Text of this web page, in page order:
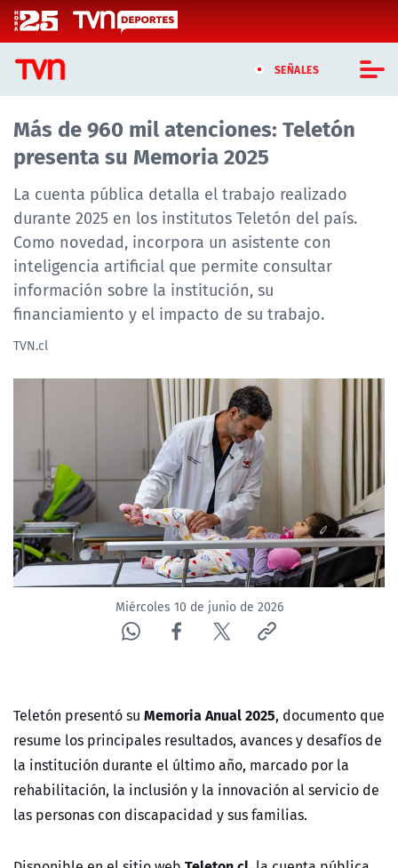
Click acá para ir directamente al contenido
SEÑALES
CASTING MASTERCHEF CHILE
CASTING TVN VERTICAL
TVN VERTICAL
TVN PLAY
PROGRAMAS
TELESERIES
NTV
ACTUALIDAD Y TENDENCIAS
CORPORATIVO Y TRANSPARENCIA
CANAL DE DENUNCIAS
ÁREA DE PROYECTOS
Más de 960 mil atenciones: Teletón
presenta su Memoria 2025
La cuenta pública detalla el trabajo realizado
durante 2025 en los institutos Teletón del país.
Como novedad, incorpora un asistente con
inteligencia artificial que permite consultar
información sobre la institución, su
financiamiento y el impacto de su trabajo.
TVN.cl
Miércoles 10 de junio de 2026
Teletón presentó su Memoria Anual 2025, documento que
resume los principales resultados, avances y desafíos de
la institución durante el último año, marcado por la
rehabilitación, la inclusión y la innovación al servicio de
las personas con discapacidad y sus familias.